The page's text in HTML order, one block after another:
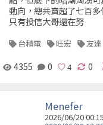
動向，總共賣超了七百
只有投信大哥還在努
台積電 旺宏 友達
4355 0 0
Menefer
2026/06/20